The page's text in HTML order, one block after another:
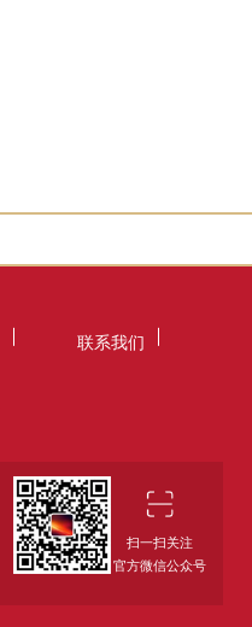
联系我们
扫一扫关注
官方微信公众号